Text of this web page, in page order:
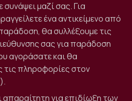
μαζί σας. Για
ένα αντικείμενο από
θα συλλέξουμε τις
σας για παράδοση
αγοράσατε και θα
τις πληροφορίες στον
απαραίτητη για επιδίωξη των